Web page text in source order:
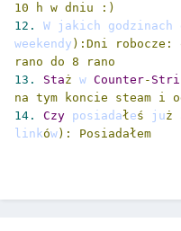
10 h w dniu :)
12.
W jakich godzinach
weekendy ):Dni robocze:
rano do 8 rano
13.
Staż w Counter-
na tym koncie steam i
14.
Czy posiadałeś już
linków): Posiadałem